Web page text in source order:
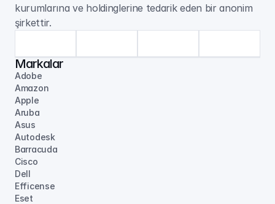
kurumlarına ve holdinglerine tedarik eden bir anonim
şirkettir.
Markalar
Adobe
Amazon
Apple
Aruba
Asus
Autodesk
Barracuda
Cisco
Dell
Efficense
Eset